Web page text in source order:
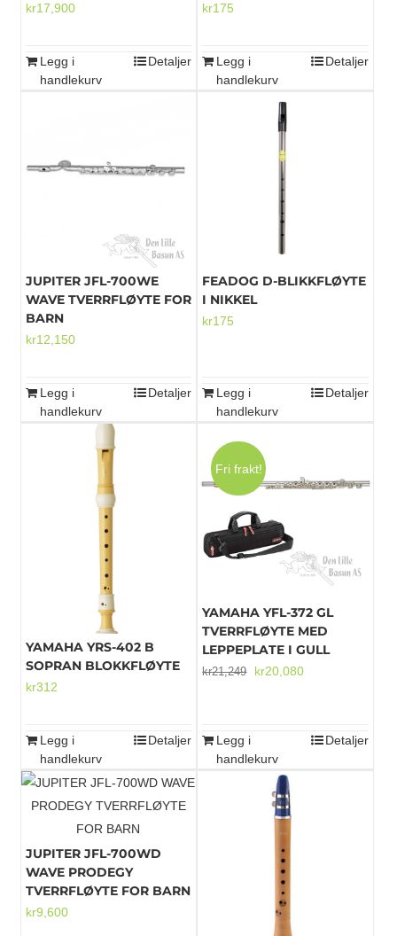
kr17,900
Legg i
handlekurv
Detaljer
kr175
Legg i
handlekurv
Detaljer
JUPITER JFL-700WE
WAVE TVERRFLØYTE FOR
BARN
kr12,150
Legg i
handlekurv
Detaljer
FEADOG D-BLIKKFLØYTE
I NIKKEL
kr175
Legg i
handlekurv
Detaljer
YAMAHA YRS-402 B
SOPRAN BLOKKFLØYTE
kr312
Legg i
handlekurv
Detaljer
Fri frakt!
YAMAHA YFL-372 GL
TVERRFLØYTE MED
LEPPEPLATE I GULL
kr21,249
Opprinnelig
kr20,080Nåværende
kr20,080.
Legg i
handlekurv
Detaljer
JUPITER JFL-700WD
WAVE PRODEGY
TVERRFLØYTE FOR BARN
kr9,600